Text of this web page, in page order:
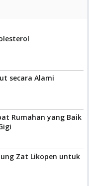
secara Alami
Rumahan yang Baik
Zat Likopen untuk